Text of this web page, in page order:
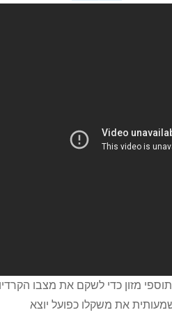
מזון כדי לשקם את מצבו הקרדיו
את משקלו כפועל יוצא